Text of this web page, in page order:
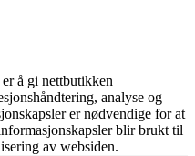
å gi nettbutikken
analyse og
er nødvendige for at
blir brukt til
av websiden.